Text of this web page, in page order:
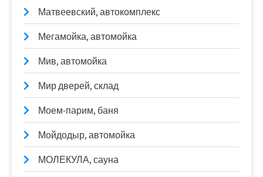
Матвеевский, автокомплекс
Мегамойка, автомойка
Мив, автомойка
Мир дверей, склад
Моем-парим, баня
Мойдодыр, автомойка
МОЛЕКУЛА, сауна